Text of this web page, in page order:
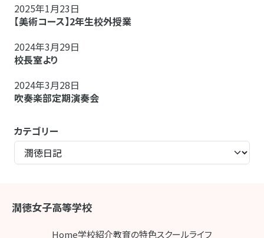
2025年1月23日
【美術コース】2年生校外授業
2024年3月29日
校長室より
2024年3月28日
吹奏楽部定期演奏会
カテゴリー
潤徳女子高等学校
Home学校紹介教育の特色スクールライフ